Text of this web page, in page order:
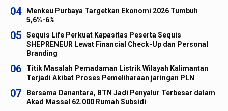
04
Menkeu Purbaya Targetkan Ekonomi 2026 Tumbuh
5,6%-6%
05
Sequis Life Perkuat Kapasitas Peserta Sequis
SHEPRENEUR Lewat Financial Check-Up dan Personal
Branding
06
Titik Masalah Pemadaman Listrik Wilayah Kalimantan
Terjadi Akibat Proses Pemeliharaan jaringan PLN
07
Bersama Danantara, BTN Jadi Penyalur Terbesar dalam
Akad Massal 62.000 Rumah Subsidi